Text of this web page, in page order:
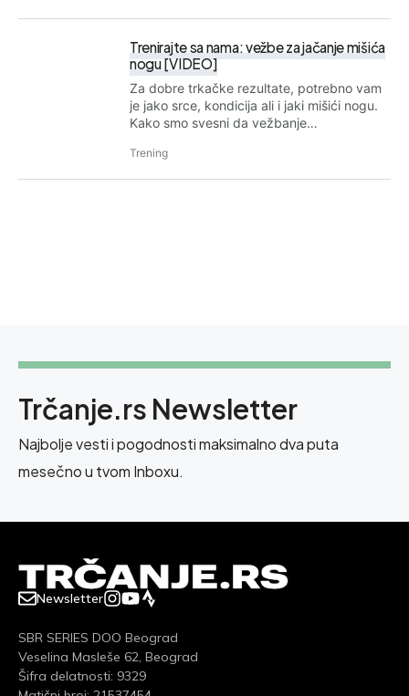
Trenirajte sa nama: vežbe za jačanje mišića
nogu [VIDEO]
Za dobre trkačke rezultate, potrebno vam
je jako srce, kondicija ali i jaki mišići nogu.
Kako smo svesni da vežbanje…
Trening
Trčanje.rs Newsletter
Najbolje vesti i pogodnosti maksimalno dva puta
mesečno u tvom Inboxu.
Newsletter
SBR SERIES DOO Beograd
Veselina Masleše 62, Beograd
Šifra delatnosti: 9329